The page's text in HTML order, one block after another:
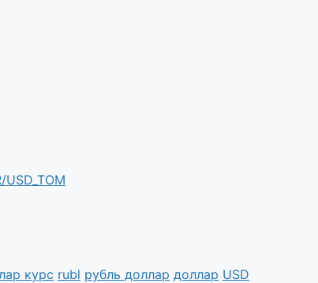
USD_TOM
курс rubl рубль доллар доллар USD